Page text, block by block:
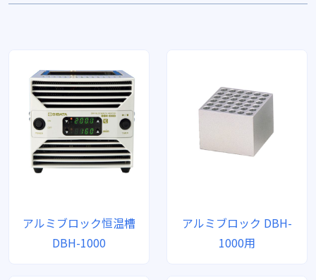
アルミブロック恒温槽
DBH-1000
アルミブロック DBH-
1000用